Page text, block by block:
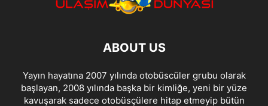
ABOUT US
Yayın hayatına 2007 yılında otobüscüler grubu olarak
başlayan, 2008 yılında başka bir kimliğe, yeni bir yüze
kavuşarak sadece otobüsçülere hitap etmeyip bütün